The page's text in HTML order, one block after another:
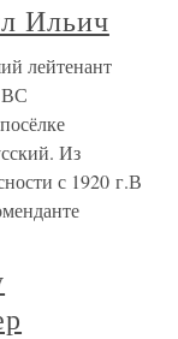
Ильич
лейтенант
ВС
Из
с 1920 г.В